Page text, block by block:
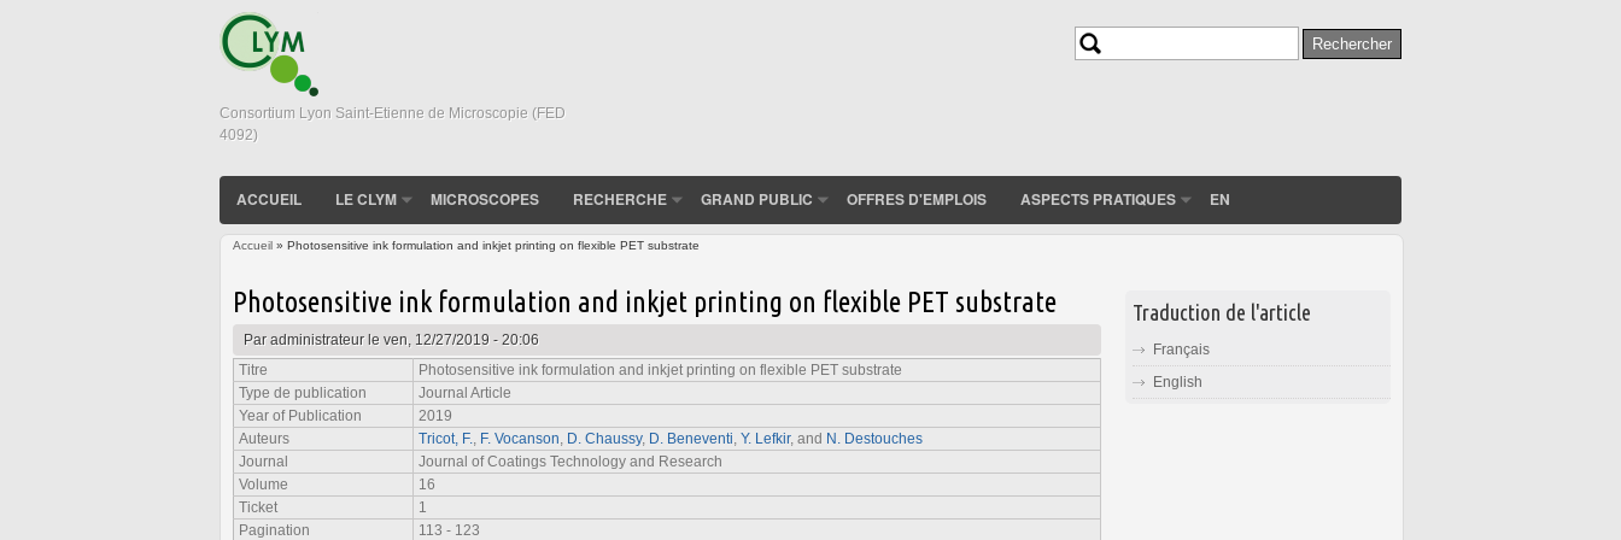
Consortium Lyon Saint-Etienne de Microscopie (FED
4092)
Rechercher
ACCUEIL LE CLYM MICROSCOPES RECHERCHE GRAND PUBLIC OFFRES D'EMPLOIS ASPECTS PRATIQUES EN
Accueil » Photosensitive ink formulation and inkjet printing on flexible PET substrate
Photosensitive ink formulation and inkjet printing on flexible PET substrate
Paradministrateurle ven, 12/27/2019 - 20:06
Titre
Photosensitive ink formulation and inkjet printing on flexible PET substrate
Type de publication
Journal Article
Year of Publication
2019
Auteurs
Tricot, F. F. Vocanson D. Chaussy, D. Beneventi Y. Lefkir, and N. Destouches
Journal
Journal of Coatings Technology and Research
Volume
16
Ticket
1
Pagination
113 - 123
Traduction de l'article
Français
English